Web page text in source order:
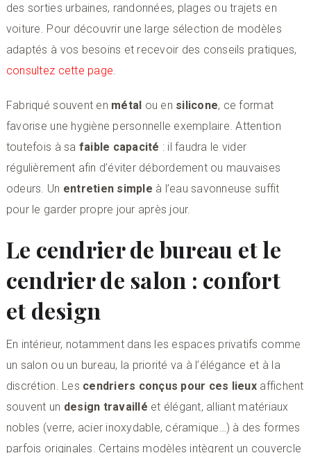
des sorties urbaines, randonnées, plages ou trajets en
voiture. Pour découvrir une large sélection de modèles
adaptés à vos besoins et recevoir des conseils pratiques,
consultez cette page
Fabriqué souvent en métal ou en silicone, ce format
favorise une hygiène personnelle exemplaire. Attention
toutefois à sa faible capacité : il faudra le vider
régulièrement afin d’éviter débordement ou mauvaises
odeurs. Un entretien simple à l’eau savonneuse suffit
pour le garder propre jour après jour.
Le cendrier de bureau et le
cendrier de salon : confort
et design
En intérieur, notamment dans les espaces privatifs comme
un salon ou un bureau, la priorité va à l’élégance et à la
discrétion. Les cendriers conçus pour ces lieux affichent
souvent un design travaillé et élégant, alliant matériaux
nobles (verre, acier inoxydable, céramique…) à des formes
parfois originales. Certains modèles intègrent un couvercle